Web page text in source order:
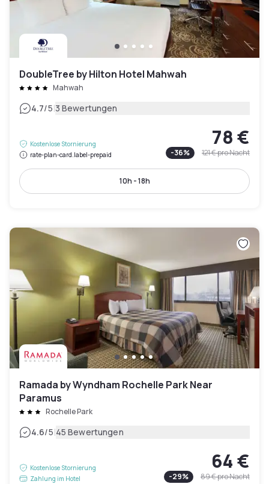
DoubleTree by Hilton Hotel Mahwah
Mahwah
4.7/5|3 Bewertungen
Kostenlose Stornierung
rate-plan-card.label-prepaid
78 €
-36% 121 €pro Nacht
10h - 18h
Ramada by Wyndham Rochelle Park Near
Paramus
Rochelle Park
4.6/5|45 Bewertungen
Kostenlose Stornierung
Zahlung im Hotel
64 €
-29% 89 €pro Nacht